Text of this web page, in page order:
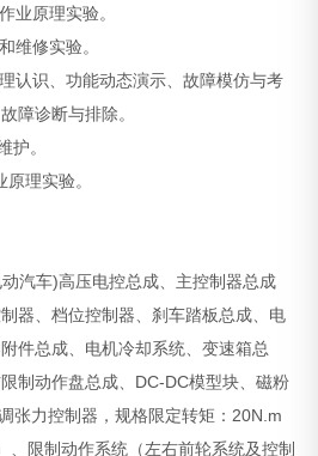
业原理实验。
维修实验。
认识、功能动态演示、故障模仿与考
障诊断与排除。
护。
理实验。
汽车)高压电控总成、主控制器总成
器、档位控制器、刹车踏板总成、电
件总成、电机冷却系统、变速箱总
制动作盘总成、DC-DC模型块、磁粉
张力控制器，规格限定转矩：20N.m
、限制动作系统（左右前轮系统及控制